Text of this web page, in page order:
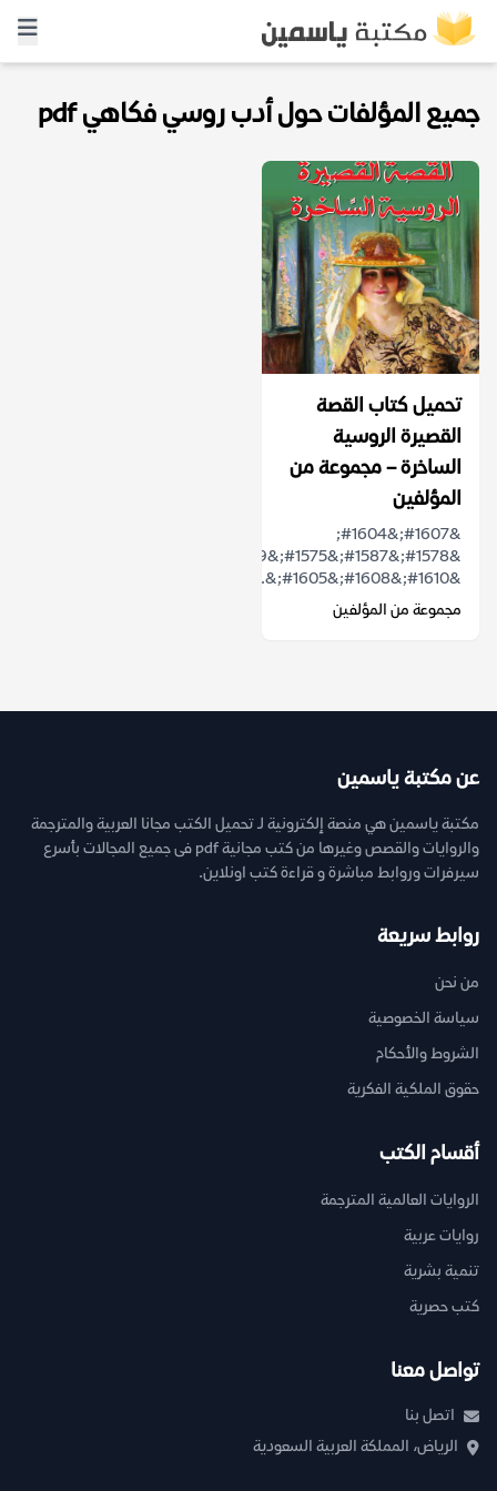
جميع المؤلفات حول أدب روسي فكاهي pdf
تحميل كتاب القصة
القصيرة الروسية
الساخرة – مجموعة من
المؤلفين
&#1607;&#1604;
&#1610;&#1608;&#1605;&...
مجموعة من المؤلفين
عن مكتبة ياسمين
مكتبة ياسمين هي منصة إلكترونية لـ تحميل الكتب مجانا العربية والمترجمة
والروايات والقصص وغيرها من كتب مجانية pdf فى جميع المجالات بأسرع
سيرفرات وروابط مباشرة و قراءة كتب اونلاين.
روابط سريعة
من نحن
سياسة الخصوصية
الشروط والأحكام
حقوق الملكية الفكرية
أقسام الكتب
الروايات العالمية المترجمة
روايات عربية
تنمية بشرية
كتب حصرية
تواصل معنا
اتصل بنا
الرياض، المملكة العربية السعودية